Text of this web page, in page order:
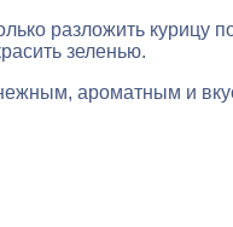
разложить курицу
зеленью.
ароматным и